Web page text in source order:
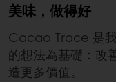
美味，做得好
Cacao-Trace 是
的想法為基礎：改
造更多價值。